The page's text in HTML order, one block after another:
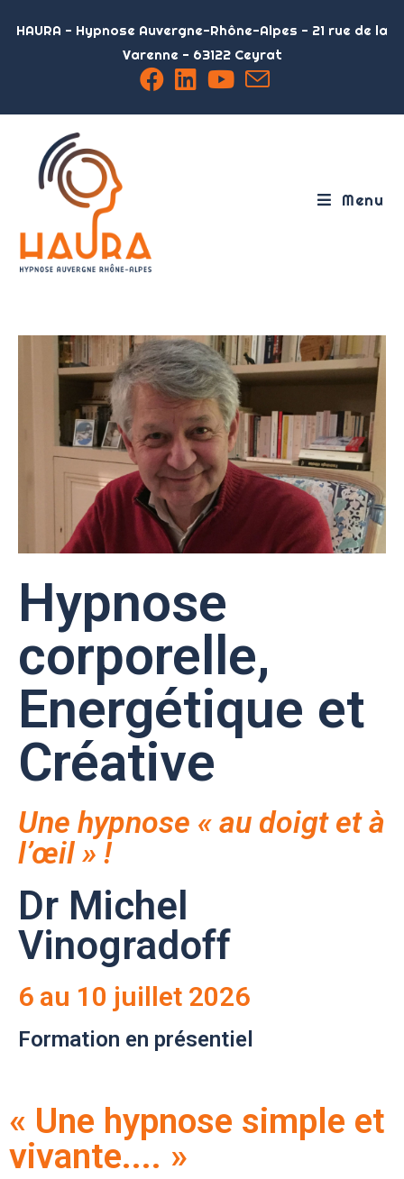
HAURA - Hypnose Auvergne-Rhône-Alpes - 21 rue de la
Varenne - 63122 Ceyrat
Menu
Hypnose
corporelle,
Energétique et
Créative
Une hypnose « au doigt et à
l’œil » !
Dr Michel
Vinogradoff
6 au 10 juillet 2026
Formation en présentiel
« Une hypnose simple et
vivante.... »